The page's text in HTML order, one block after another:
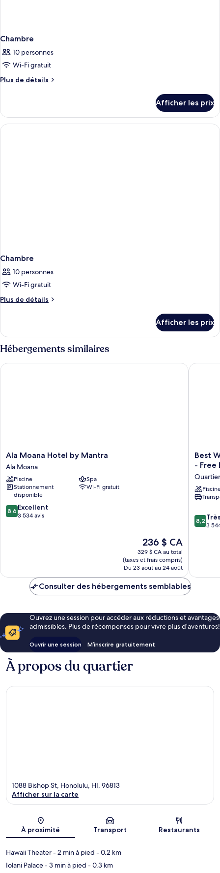
Chambre
10 personnes
Wi-Fi gratuit
Plus de détails
Plus
Chambre
Afficher les prix
Chambre
10 personnes
Wi-Fi gratuit
Plus de détails
Plus
Chambre
Afficher les prix
Hébergements similaires
Ala
Moana
Hotel
by
Mantra
Ala
Moana
Ala Moana Hotel by Mantra
Ala Moana
Piscine
Spa
Stationnement
disponible
Wi-Fi gratuit
8.6
sur
8,6 Excellent
3 534 avis
Le
prix
est
de
236 $ CA
236 $ CA
329 $ CA au total
(taxes et frais compris)
Du 23 août au 24 août
Ala Moana Hotel by Mantra
Best
Western
Plaza
Hotel
-
Free
Best
- Free
8.2
sur
8,2
3
Best
Consulter des hébergements semblables
Ouvrez une session pour accéder aux réductions et avantages
admissibles. Plus de récompenses pour vivre plus d’aventures!
Ouvrir une session M’inscrire gratuitement
À propos du quartier
Carte
1088 Bishop St, Honolulu, HI, 96813
Afficher sur la carte
À proximité Transport Restaurants
Hawaii Theater- 2 min à pied - 0.2 km
Iolani Palace- 3 min à pied - 0.3 km